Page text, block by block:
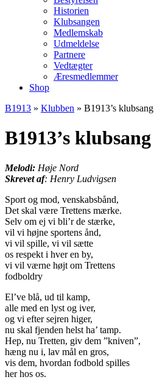
Historien
Klubsangen
Medlemskab
Udmeldelse
Partnere
Vedtægter
Æresmedlemmer
Shop
B1913 » Klubben » B1913’s klubsang
B1913’s klubsang
Melodi: Høje Nord
Skrevet af: Henry Ludvigsen
Sport og mod, venskabsbånd,
Det skal være Trettens mærke.
Selv om ej vi bli’r de stærke,
vil vi højne sportens ånd,
vi vil spille, vi vil sætte
os respekt i hver en by,
vi vil værne højt om Trettens
fodboldry
El’ve blå, ud til kamp,
alle med en lyst og iver,
og vi efter sejren higer,
nu skal fjenden helst ha’ tamp.
Hep, nu Tretten, giv dem ”kniven”,
hæng nu i, lav mål en gros,
vis dem, hvordan fodbold spilles
her hos os.